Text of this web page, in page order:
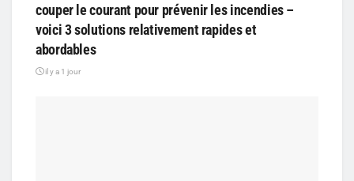
couper le courant pour prévenir les incendies –
voici 3 solutions relativement rapides et
abordables
il y a 1 jour